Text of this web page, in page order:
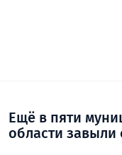
Ещё в пяти
области